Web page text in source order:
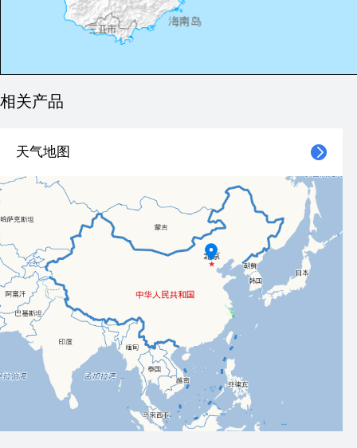
相关产品
天气地图